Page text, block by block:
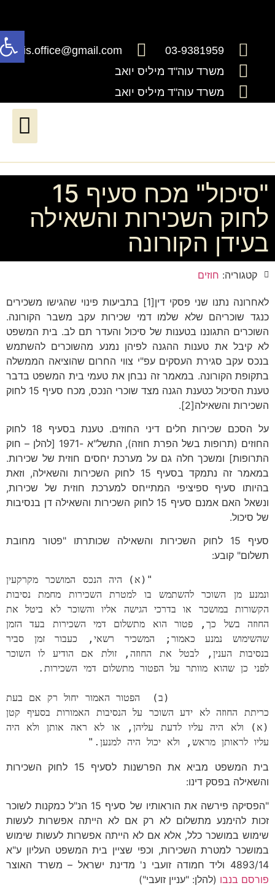
03-9381959
millis.office@gmail.com
משרד עוה"ד מיליס יואב
משרד עוה"ד מיליס יואב
"סיכול" מכח סעיף 15
לחוק השכירות והשאילה
בעידן הקורונה
קטגוריה: חוזים
לאחרונה נתנו שני פסקי דין[1] בתביעות פינוי שהגישו משכירים
כנגד שוכריהם שלא שלמו דמי שכירות עקב משבר הקורונה.
השוכרים התגוננו בטענות של סיכול והעדר תם לב. בית המשפט
לא קיבל את טענות ההגנה לפיהן נמנע מהשוכרים להשתמש
בנכס עקב סגירת העסקים עפ"י צווי החרום שהוציאה הממשלה
בתקופת הקורונה. במאמר זה נבחן את טעמי בית המשפט בדבר
טענת הסיכול כטענת הגנה מצד שוכרי הנכס, מכח סעיף 15 לחוק
השכירות והשאילה[2].
על הסכם שכירות חלים דיני החוזים. טענת בסעיף 18 לחוק
החוזים (תרופות בשל הפרת חוזה), התשל"א -1971 [להלן – חוק
התרופות] ומשכך חלה גם על מערכת יחסים חוזית של שכירות.
במאמר זה נתמקד בסעיף 15 לחוק השכירות והשאילה, וזאת
בהיותו סעיף ספיציפי המתייחס למערכת חוזית של שכירות,
ונשאל האם אמנם סעיף 15 לחוק השכירות והשאילה דן בנסיבות
של סיכול.
סעיף 15 לחוק השכירות והשאילה שכותרתו "פטור מחובת
תשלום" קובע:
                "(א) היה הנכס המושכר מקרקעין
ונמנע מן השוכר להשתמש בו למטרת השכירות מחמת נסיבות
הקשורות במושכר או בדרכי הגישה אליו והשוכר לא ביטל את
החוזה בשל כך, פטור הוא מתשלום דמי השכירות בעד הזמן
שהשימוש נמנע כאמור; המשכיר רשאי, כעבור זמן סביר
בנסיבות הענין, לבטל את החוזה, זולת אם הודיע לו השוכר
                (ב)  הפטור האמור יחול רק אם בעת
כריתת החוזה לא ידע השוכר על הנסיבות האמורות בסעיף קטן
(א) ולא היה עליו לדעת עליהן, או לא ראה אותן ולא היה
עליו לראותן מראש, ולא יכול היה למנען."
בית המשפט מביא את הפרשנות לסעיף 15 לחוק השכירות
והשאילה בפסק דינו:
"הפסיקה פירשה את הוראותיו של סעיף 15 הנ"ל כמקנות לשוכר
זכות להימנע מתשלום לא רק אם לא הייתה אפשרות לעשות
שימוש במושכר כלל, אלא אם לא הייתה אפשרות לעשות שימוש
במושכר למטרת השכירות, וכפי שציין בית המשפט העליון ע"א
4893/14 וליד חמודה זועבי נ' מדינת ישראל – משרד האוצר
פורסם בנבו(להלן: "עניין זועבי")